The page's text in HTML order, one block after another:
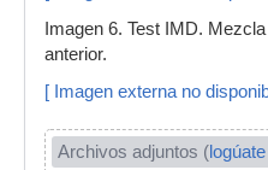
Imagen 6. Test IMD.
anterior.
[ Imagen externa no
Archivos adjuntos (logúate